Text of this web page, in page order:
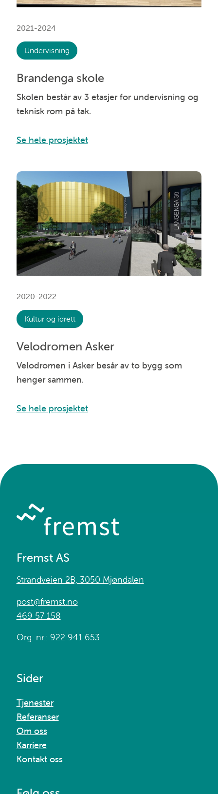
2021-2024
Undervisning
Brandenga skole
Skolen består av 3 etasjer for undervisning og
teknisk rom på tak.
Se hele prosjektet
2020-2022
Kultur og idrett
Velodromen Asker
Velodromen i Asker besår av to bygg som
henger sammen.
Se hele prosjektet
Fremst AS
Strandveien 2B, 3050 Mjøndalen
post@fremst.no
469 57 158
Org. nr.: 922 941 653
Sider
Tjenester
Referanser
Om oss
Karriere
Kontakt oss